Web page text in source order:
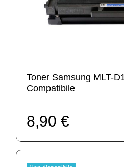
Toner Samsung MLT-
Compatibile
8,90 €